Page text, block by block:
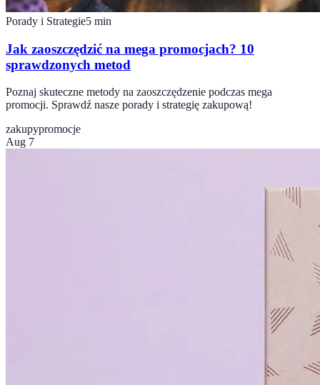
Porady i Strategie5 min
Jak zaoszczędzić na mega promocjach? 10
sprawdzonych metod
Poznaj skuteczne metody na zaoszczędzenie podczas mega
promocji. Sprawdź nasze porady i strategię zakupową!
zakupypromocje
Aug 7